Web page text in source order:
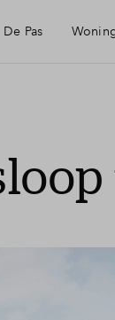
De Pas